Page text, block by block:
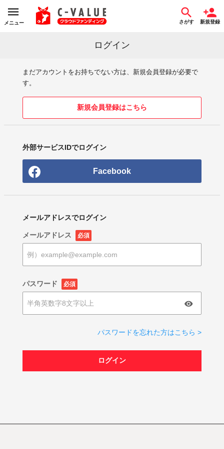
メニュー さがす 新規登録
ログイン
まだアカウントをお持ちでない方は、新規会員登録が必要で
す。
新規会員登録はこちら
外部サービスIDでログイン
Facebook
メールアドレスでログイン
メールアドレス 必須
パスワード 必須
パスワードを忘れた方はこちら >
ログイン